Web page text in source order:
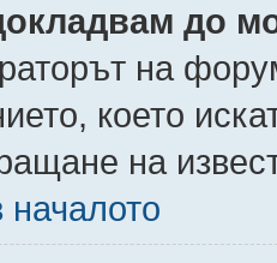
до
на
което
на